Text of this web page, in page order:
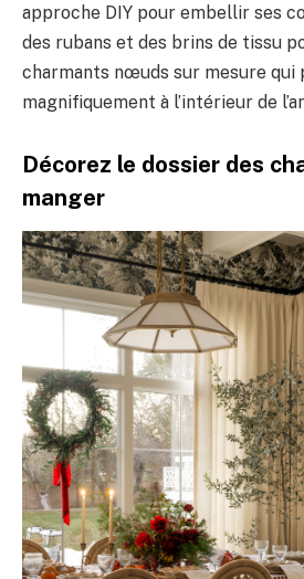
approche DIY pour embellir ses
des rubans et des brins de tissu
charmants nœuds sur mesure qui
magnifiquement à l’intérieur de
Décorez le dossier des
manger